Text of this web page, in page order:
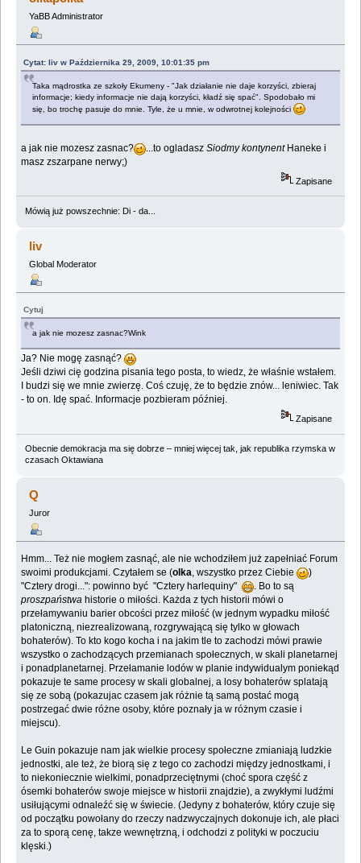
YaBB Administrator
Cytat: liv w Października 29, 2009, 10:01:35 pm
Taka mądrostka ze szkoły Ekumeny - "Jak działanie nie daje korzyści, zbieraj
informacje; kiedy informacje nie dają korzyści, kładź się spać". Spodobało mi
się, bo trochę pasuje do mnie. Tyle, że u mnie, w odwrotnej kolejności
a jak nie mozesz zasnac? ...to ogladaszSiodmy kontynentHaneke i
masz zszarpane nerwy;)
Zapisane
Mówią już powszechnie: Di - da...
liv
Global Moderator
Cytuj
a jak nie mozesz zasnac?Wink
Ja? Nie mogę zasnąć?
Jeśli dziwi cię godzina pisania tego posta, to wiedz, że właśnie wstałem.
I budzi się we mnie zwierzę. Coś czuję, że to będzie znów... leniwiec. Tak
- to on. Idę spać. Informacje pozbieram później.
Zapisane
Obecnie demokracja ma się dobrze – mniej więcej tak, jak republika rzymska w
czasach Oktawiana
Q
Juror
Hmm... Też nie mogłem zasnąć, ale nie wchodziłem już zapełniać Forum
swoimi produkcjami. Czytałem se (olka , wszystko przez Ciebie
)
"Cztery drogi...": powinno być "Cztery harlequiny"
. Bo to są
proszpaństwa historie o miłości. Każda z tych historii mówi o
przełamywaniu barier obcości przez miłość (w jednym wypadku miłość
platoniczną, niezrealizowaną, rozgrywającą się tylko w głowach
bohaterów). To kto kogo kocha i na jakim tle to zachodzi mówi prawie
wszystko o zachodzących przemianach społecznych, w skali planetarnej
i ponadplanetarnej. Przełamanie lodów w planie indywidualym poniekąd
pokazuje te same procesy w skali globalnej, a losy bohaterów splatają
się ze sobą (pokazujac czasem jak różnie tą samą postać mogą
postrzegać dwie różne osoby, które poznały ja w różnym czasie i
miejscu).
Le Guin pokazuje nam jak wielkie procesy społeczne zmianiają ludzkie
jednostki, ale też, że biorą się z tego co zachodzi między jednostkami, i
to niekoniecznie wielkimi, ponadprzeciętnymi (choć spora część z
ósemki bohaterów swoje miejsce w historii znajdzie), a zwykłymi ludźmi
usiłującymi odnaleźć się w świecie. (Jedyny z bohaterów, który czuje się
od początku powołany do rzeczy nadzwyczajnych dokonuje ich, ale płaci
za to sporą cenę, takze wewnętrzną, i odchodzi z polityki w poczuciu
klęski.)